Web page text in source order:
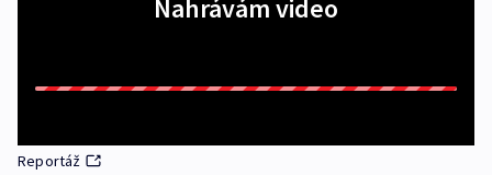
Nahrávám video
Reportáž